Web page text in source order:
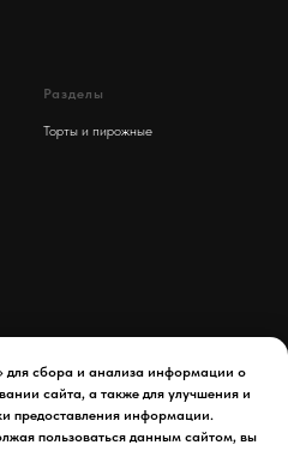
для сбора и анализа информации о
сайта, а также для улучшения и
предоставления информации.
пользоваться данным сайтом, вы
Разделы
Торты и пирожные
Документы
Реквизиты компании